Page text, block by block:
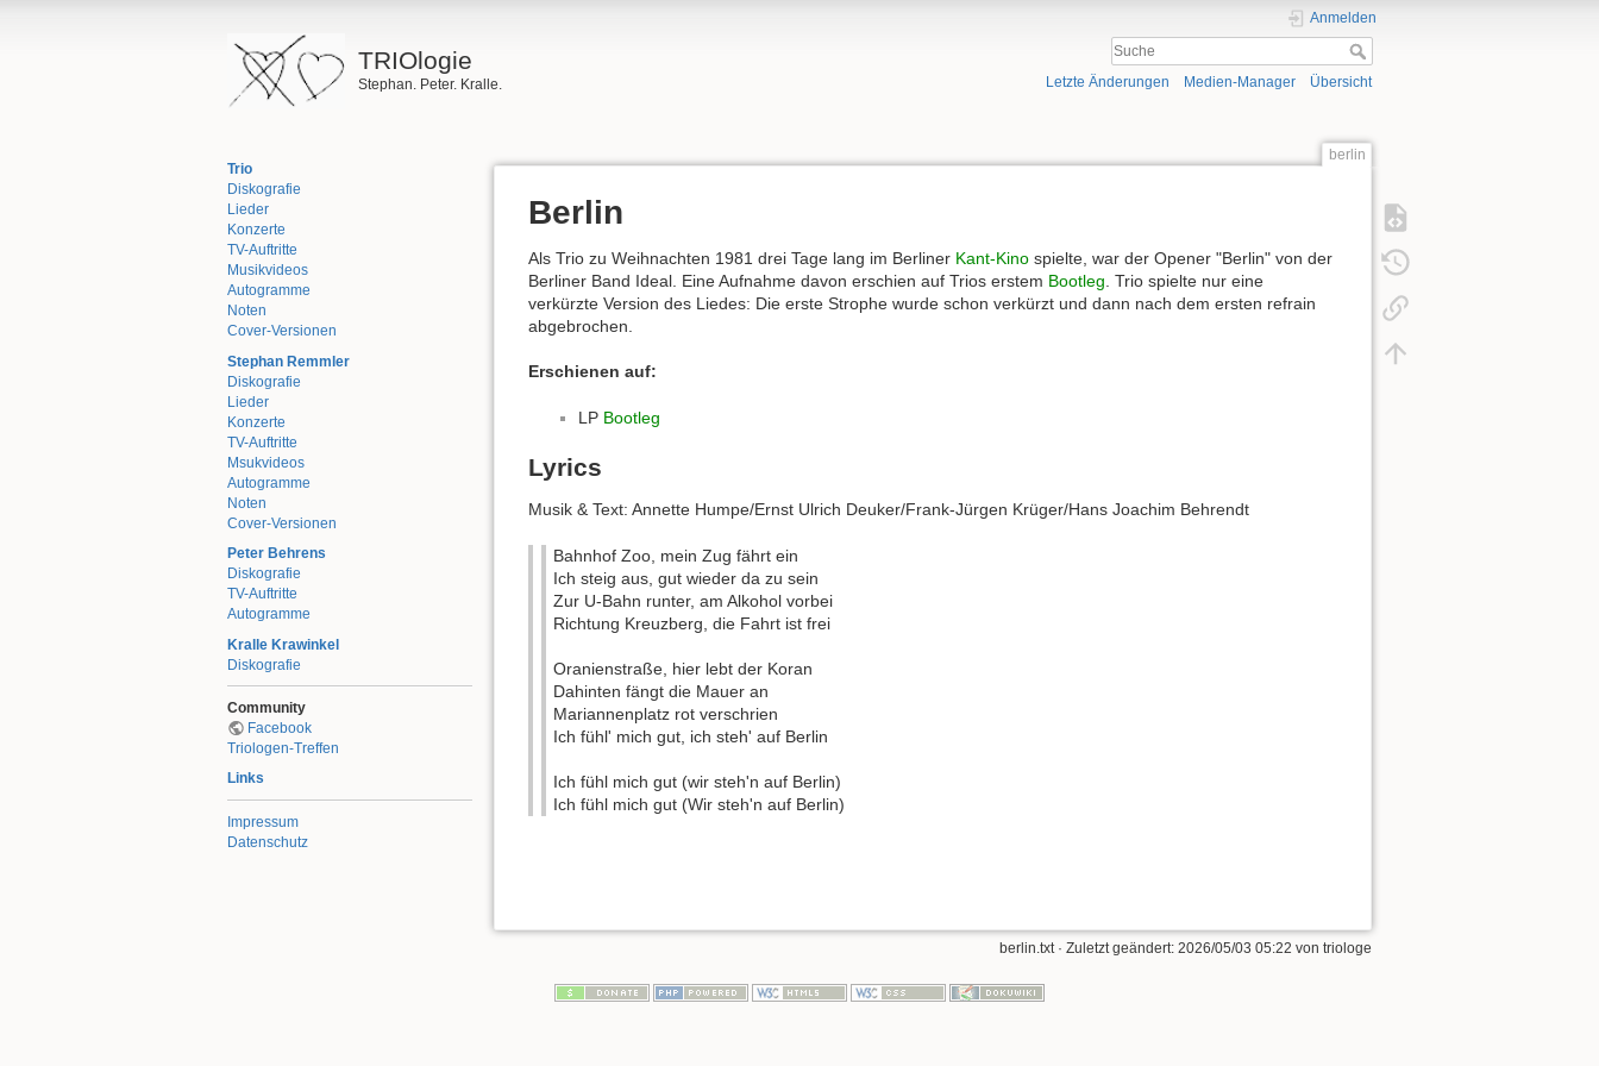
TRIOlogie
Stephan. Peter. Kralle.
Anmelden
Letzte Änderungen Medien-Manager Übersicht
Trio
Diskografie
Lieder
Konzerte
TV-Auftritte
Musikvideos
Autogramme
Noten
Cover-Versionen
Stephan Remmler
Diskografie
Lieder
Konzerte
TV-Auftritte
Msukvideos
Autogramme
Noten
Cover-Versionen
Peter Behrens
Diskografie
TV-Auftritte
Autogramme
Kralle Krawinkel
Diskografie
Community
Facebook
Triologen-Treffen
Links
Impressum
Datenschutz
berlin
Berlin
Als Trio zu Weihnachten 1981 drei Tage lang im Berliner Kant-Kino spielte, war der Opener "Berlin" von der
Berliner Band Ideal. Eine Aufnahme davon erschien auf Trios erstem Bootleg . Trio spielte nur eine
verkürzte Version des Liedes: Die erste Strophe wurde schon verkürzt und dann nach dem ersten refrain
abgebrochen.
Erschienen auf:
LP Bootleg
Lyrics
Musik & Text: Annette Humpe/Ernst Ulrich Deuker/Frank-Jürgen Krüger/Hans Joachim Behrendt
Bahnhof Zoo, mein Zug fährt ein
Ich steig aus, gut wieder da zu sein
Zur U-Bahn runter, am Alkohol vorbei
Richtung Kreuzberg, die Fahrt ist frei
Oranienstraße, hier lebt der Koran
Dahinten fängt die Mauer an
Mariannenplatz rot verschrien
Ich fühl' mich gut, ich steh' auf Berlin
Ich fühl mich gut (wir steh'n auf Berlin)
Ich fühl mich gut (Wir steh'n auf Berlin)
berlin.txt· Zuletzt geändert: 2026/05/03 05:22 von triologe